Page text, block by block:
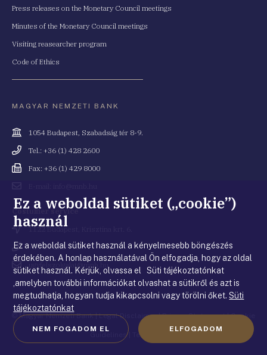
Press releases on the Monetary Council meetings
Minutes of the Monetary Council meetings
Visiting reasearcher program
Code of Ethics
MAGYAR NEMZETI BANK
Cím
1054 Budapest, Szabadság tér 8-9.
Telefonszám
Tel.: +36 (1) 428 2600
Fax
Fax: +36 (1) 429 8000
cím
Costumer service
Cím 1122 Budapest, Krisztina krt. 6.
Telefonszám
+36 80 203 776
cím
ugyfelszolgalat@mnb.hu
© Magyar Nemzeti Bank|Legal Disclaimer|Privacy Statement|Cookie
Guidelines| Terms of use
Ez a weboldal sütiket („cookie”)
használ
Ez a weboldal sütiket használ a kényelmesebb böngészés
érdekében. A honlap használatával Ön elfogadja, hogy az oldal
sütiket használ. Kérjük, olvassa el Süti tájékoztatónkat
,amelyben további információkat olvashat a sütikről és azt is
megtudhatja, hogyan tudja kikapcsolni vagy törölni őket.Süti
tájékoztatónkat
NEM FOGADOM EL ELFOGADOM